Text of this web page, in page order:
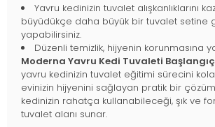
Yavru kedinizin tuvalet alışkanlıklarını
büyüdükçe daha büyük bir tuvalet setine
yapabilirsiniz.
Düzenli temizlik, hijyenin korunmasına
Moderna Yavru Kedi Tuvaleti
yavru kedinizin tuvalet eğitimi sürecini
evinizin hijyenini sağlayan pratik bir
kedinizin rahatça kullanabileceği, şık ve
tuvalet alanı sunar.